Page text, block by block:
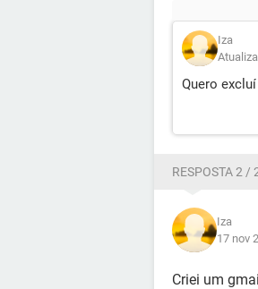
Iza
Quero
RESPOSTA 2 /
Iza
17 nov
Criei um